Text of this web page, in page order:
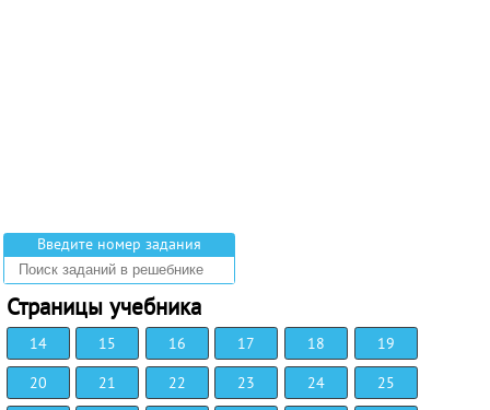
Введите номер задания
Страницы учебника
14 15 16 17 18
19
20
21 22 23 24
25